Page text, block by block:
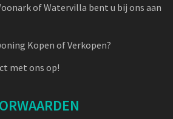
of Watervilla bent u bij ons aan
Kopen of Verkopen?
met ons op!